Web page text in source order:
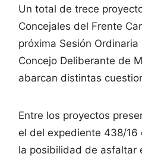
Un total de trece
Concejales del Frente
próxima Sesión
Concejo Deliberante de
abarcan distintas
Entre los proyectos
el del expediente 438/16
la posibilidad de asfaltar